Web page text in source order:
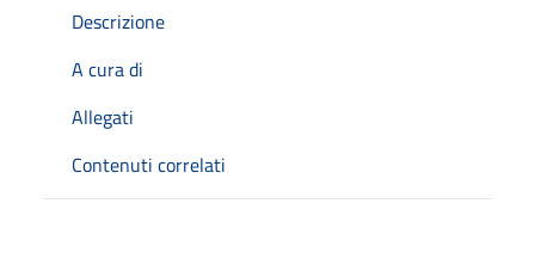
Descrizione
A cura di
Allegati
Contenuti correlati